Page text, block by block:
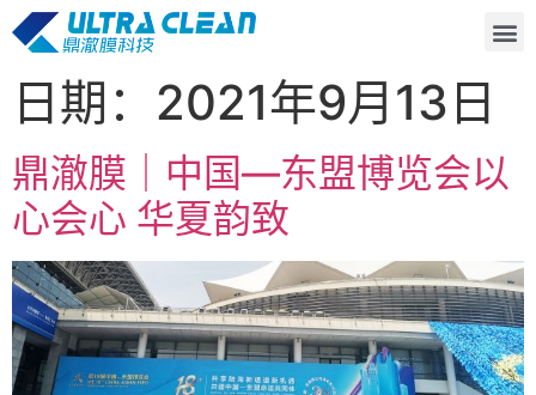
日期：2021年9月13日
鼎澈膜｜中国—东盟博览会以
心会心 华夏韵致